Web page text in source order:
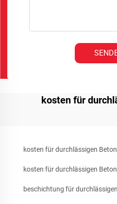
kosten für
kosten für durchlässigen Beton
kosten für durchlässigen Beton
beschichtung für